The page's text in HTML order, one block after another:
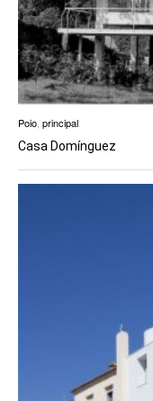
Poio principal
Casa Domínguez